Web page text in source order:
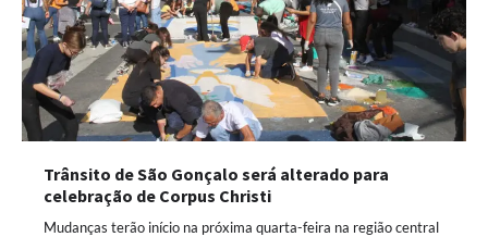
Trânsito de São Gonçalo será alterado para
celebração de Corpus Christi
Mudanças terão início na próxima quarta-feira na região central